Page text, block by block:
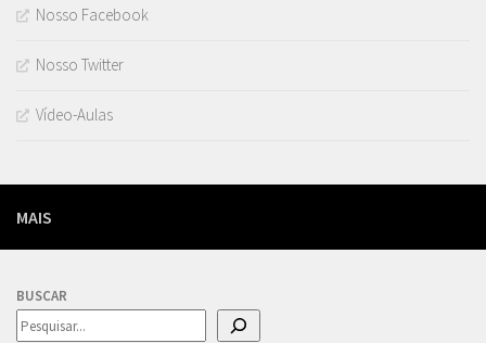
Nosso Facebook
Nosso Twitter
Vídeo-Aulas
MAIS
BUSCAR